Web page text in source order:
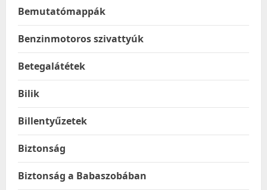
Bemutatómappák
Benzinmotoros szivattyúk
Betegalátétek
Bilik
Billentyűzetek
Biztonság
Biztonság a Babaszobában